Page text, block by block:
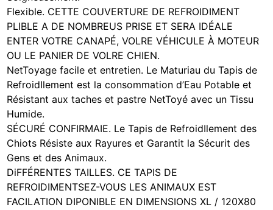
Flexible. CETTE COUVERTURE DE REFROIDIMENT
PLIBLE A DE NOMBREUS PRISE ET SERA IDÉALE
ENTER VOTRE CANAPÉ, VOLRE VÉHICULE À MOTEUR
OU LE PANIER DE VOLRE CHIEN.
NetToyage facile et entretien. Le Maturiau du Tapis de
RefroidIlement est la consommation d’Eau Potable et
Résistant aux taches et pastre NetToyé avec un Tissu
Humide.
SÉCURÉ CONFIRMAIE. Le Tapis de RefroidIlement des
Chiots Résiste aux Rayures et Garantit la Sécurit des
Gens et des Animaux.
DiFFÉRENTES TAILLES. CE TAPIS DE
REFROIDIMENTSEZ-VOUS LES ANIMAUX EST
FACILATION DIPONIBLE EN DIMENSIONS XL / 120X80